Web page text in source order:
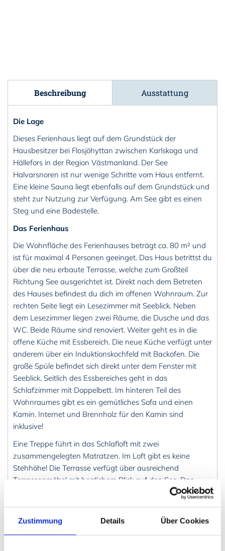
Zustimmung Details Über Cookies
Beschreibung Ausstattung
Die Lage
Dieses Ferienhaus liegt auf dem Grundstück der
Hausbesitzer bei Flosjöhyttan zwischen Karlskoga und
Hällefors in der Region Västmanland. Der See
Halvarsnoren ist nur wenige Schritte vom Haus entfernt.
Eine kleine Sauna liegt ebenfalls auf dem Grundstück und
steht zur Nutzung zur Verfügung. Am See gibt es einen
Steg und eine Badestelle.
Das Ferienhaus
Die Wohnfläche des Ferienhauses beträgt ca. 80 m² und
ist für maximal 4 Personen geeinget. Das Haus betrittst du
über die neu erbaute Terrasse, welche zum Großteil
Richtung See ausgerichtet ist. Direkt nach dem Betreten
des Hauses befindest du dich im offenen Wohnraum. Zur
rechten Seite liegt ein Lesezimmer mit Seeblick. Neben
dem Lesezimmer liegen zwei Räume, die Dusche und das
WC. Beide Räume sind renoviert. Weiter geht es in die
offene Küche mit Essbereich. Die neue Küche verfügt unter
anderem über ein Induktionskochfeld mit Backofen. Die
große Spüle befindet sich direkt unter dem Fenster mit
Seeblick. Seitlich des Essbereiches geht in das
Schlafzimmer mit Doppelbett. Im hinteren Teil des
Wohnraumes gibt es ein gemütliches Sofa und einen
Kamin. Internet und Brennholz für den Kamin sind
inklusive!
Eine Treppe führt in das Schlafloft mit zwei
zusammengelegten Matratzen. Im Loft gibt es keine
Stehhöhe! Die Terrasse verfügt über ausreichend
Terrassenmöbel mit herrlichem Blick auf den See. Das
Saunahaus, welches kostenlos genutzt werden kann, liegt
nur wenige Schritte vom Haus entfernt befindet sich eine